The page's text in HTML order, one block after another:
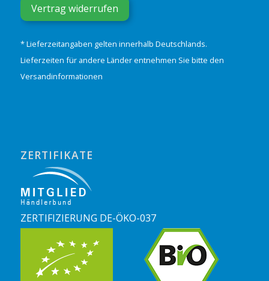
Vertrag widerrufen
* Lieferzeitangaben gelten innerhalb Deutschlands.
Lieferzeiten für andere Länder entnehmen Sie bitte den
Versandinformationen
ZERTIFIKATE
ZERTIFIZIERUNG DE-ÖKO-037